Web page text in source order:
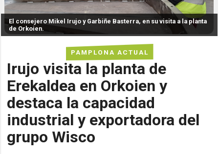
PAMPLONA ACTUAL
Irujo visita la planta de
Erekaldea en Orkoien y
destaca la capacidad
industrial y exportadora del
grupo Wisco
El consejero Mikel Irujo y Garbiñe Basterra, en su visita a la planta
de Orkoien.